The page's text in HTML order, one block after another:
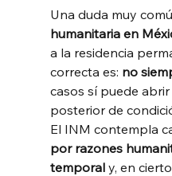
Una duda muy
humanitaria en
a la residencia
correcta es: no
casos sí puede
posterior de
El INM contempla
por razones
temporal y, en